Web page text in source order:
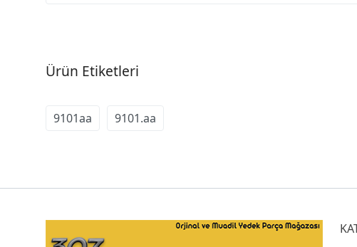
Ürün Etiketleri
9101aa 9101.aa